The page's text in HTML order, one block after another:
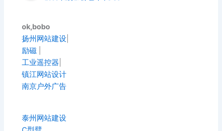
ok,bobo
扬州网站建设
励磁
工业遥控器
镇江网站设计
南京户外广告
泰州网站建设